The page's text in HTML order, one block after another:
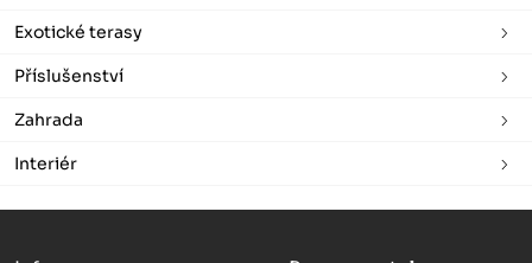
Exotické terasy
Příslušenství
Zahrada
Interiér